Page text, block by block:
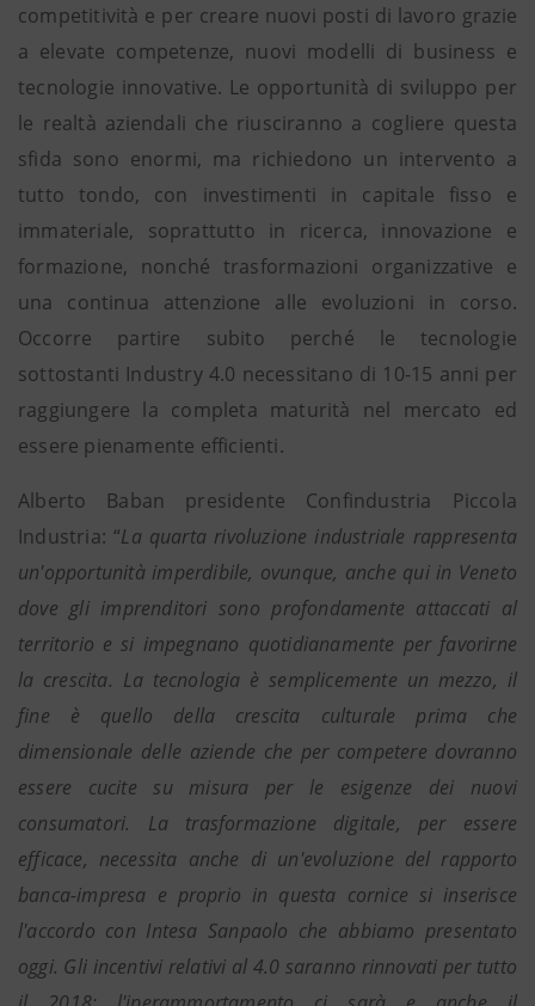
competitività e per creare nuovi posti di lavoro grazie
a elevate competenze, nuovi modelli di business e
tecnologie innovative. Le opportunità di sviluppo per
le realtà aziendali che riusciranno a cogliere questa
sfida sono enormi, ma richiedono un intervento a
tutto tondo, con investimenti in capitale fisso e
immateriale, soprattutto in ricerca, innovazione e
formazione, nonché trasformazioni organizzative e
una continua attenzione alle evoluzioni in corso.
Occorre partire subito perché le tecnologie
sottostanti Industry 4.0 necessitano di 10-15 anni per
raggiungere la completa maturità nel mercato ed
essere pienamente efficienti.
Alberto Baban presidente Confindustria Piccola
Industria: “La quarta rivoluzione industriale rappresenta
un'opportunità imperdibile, ovunque, anche qui in Veneto
dove gli imprenditori sono profondamente attaccati al
territorio e si impegnano quotidianamente per favorirne
la crescita. La tecnologia è semplicemente un mezzo, il
fine è quello della crescita culturale prima che
dimensionale delle aziende che per competere dovranno
essere cucite su misura per le esigenze dei nuovi
consumatori. La trasformazione digitale, per essere
efficace, necessita anche di un'evoluzione del rapporto
banca-impresa e proprio in questa cornice si inserisce
l'accordo con Intesa Sanpaolo che abbiamo presentato
oggi. Gli incentivi relativi al 4.0 saranno rinnovati per tutto